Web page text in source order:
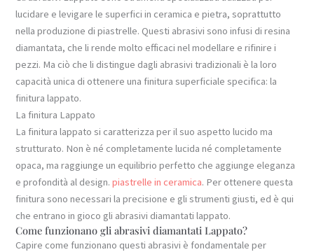
lucidare e levigare le superfici in ceramica e pietra, soprattutto
nella produzione di piastrelle. Questi abrasivi sono infusi di resina
diamantata, che li rende molto efficaci nel modellare e rifinire i
pezzi. Ma ciò che li distingue dagli abrasivi tradizionali è la loro
capacità unica di ottenere una finitura superficiale specifica: la
finitura lappato.
La finitura Lappato
La finitura lappato si caratterizza per il suo aspetto lucido ma
strutturato. Non è né completamente lucida né completamente
opaca, ma raggiunge un equilibrio perfetto che aggiunge eleganza
e profondità al design.piastrelle in ceramica. Per ottenere questa
finitura sono necessari la precisione e gli strumenti giusti, ed è qui
che entrano in gioco gli abrasivi diamantati lappato.
Come funzionano gli abrasivi diamantati Lappato?
Capire come funzionano questi abrasivi è fondamentale per